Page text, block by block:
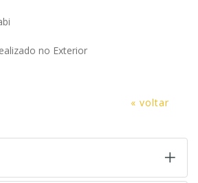
no Exterior
« voltar